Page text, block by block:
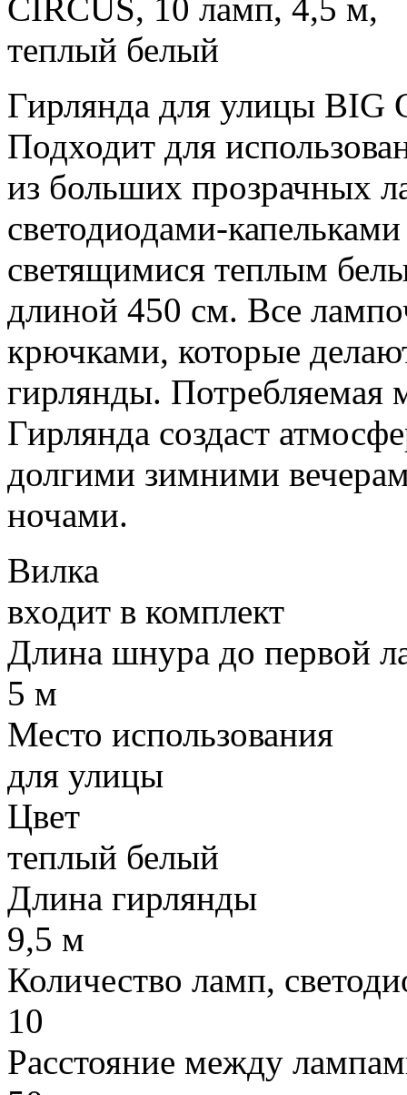
Гирлянда для улицы BIG
Подходит для
из больших прозрачных
светодиодами-
светящимися теплым
длиной 450 см. Все
крючками, которые
гирлянды. Потребляемая
Гирлянда создаст
долгими зимними
ночами.
Вилка
входит в комплект
Длина шнура до первой
5 м
Место использования
для улицы
Цвет
теплый белый
Длина гирлянды
9,5 м
Количество ламп,
10
Расстояние между